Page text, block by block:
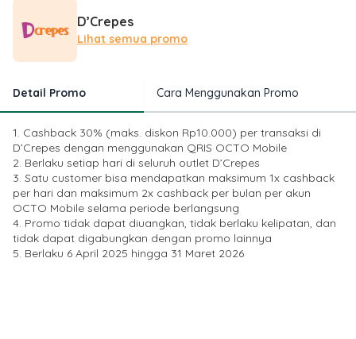
D’Crepes
Lihat semua promo
Detail Promo Cara Menggunakan Promo
1. Cashback 30% (maks. diskon Rp10.000) per transaksi di
D’Crepes dengan menggunakan QRIS OCTO Mobile
2. Berlaku setiap hari di seluruh outlet D’Crepes
3. Satu customer bisa mendapatkan maksimum 1x cashback
per hari dan maksimum 2x cashback per bulan per akun
OCTO Mobile selama periode berlangsung
4. Promo tidak dapat diuangkan, tidak berlaku kelipatan, dan
tidak dapat digabungkan dengan promo lainnya
5. Berlaku 6 April 2025 hingga 31 Maret 2026